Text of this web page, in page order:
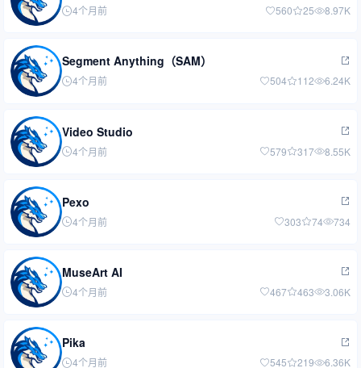
4个月前 560 25 8.97K
Segment Anything（SAM）
4个月前 504 112 6.24K
Video Studio
4个月前 579 317 8.55K
Pexo
4个月前 303 74 734
MuseArt AI
4个月前 467 463 3.06K
Pika
4个月前 545 219 6.36K